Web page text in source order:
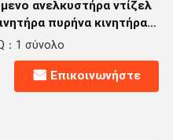
ανελκυστήρα ντίζελ
πυρήνα κινητήρα
：1 σύνολο
Επικοινωνήστε